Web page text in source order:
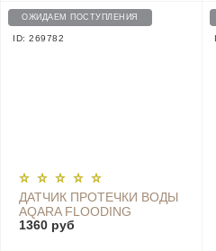
ОЖИДАЕМ ПОСТУПЛЕНИЯ
ID: 269782
ДАТЧИК ПРОТЕЧКИ ВОДЫ
AQARA FLOODING
SENSOR (SJCGQ11LM) CN
1360 руб